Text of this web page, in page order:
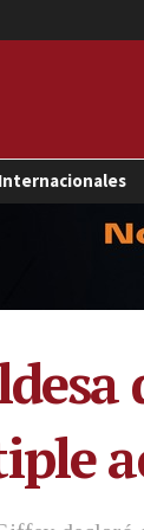
Internacionales